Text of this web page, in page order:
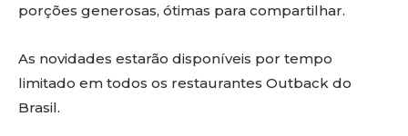
porções generosas, ótimas para compartilhar.
As novidades estarão disponíveis por tempo
limitado em todos os restaurantes Outback do
Brasil.​